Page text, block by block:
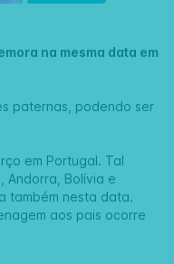
na mesma data em
paternas, podendo ser
em Portugal. Tal
Andorra, Bolívia e
também nesta data.
aos pais ocorre